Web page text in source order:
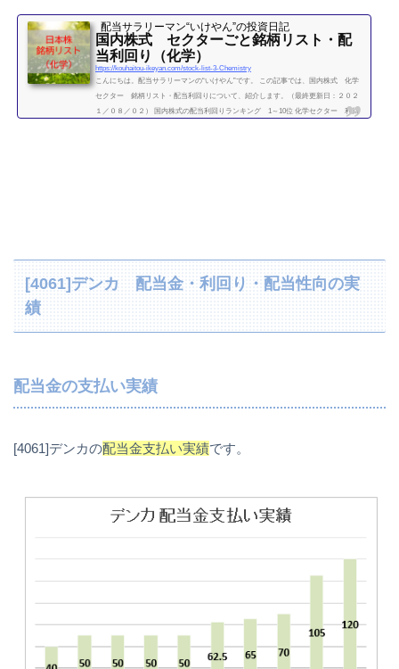
配当サラリーマン“いけやん”の投資日記 ​
国内株式 セクターごと銘柄リスト・配
当利回り（化学）
https://kouhaitou-ikeyan.com/stock-list-3-Chemistry
こんにちは。配当サラリーマンの“いけやん”です。 この記事では、国内株式 化学
セクター 銘柄リスト・配当利回りについて、紹介します。（最終更新日：２０２
１／０８／０２） 国内株式の配当利回りランキング 1～10位 化学セクター 利回
[4061]デンカ 配当金・利回り・配当性向の実
績
配当金の支払い実績
[4061]デンカの配当金支払い実績です。